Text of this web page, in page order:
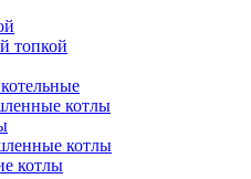
топкой
котлы
котлы
котлы